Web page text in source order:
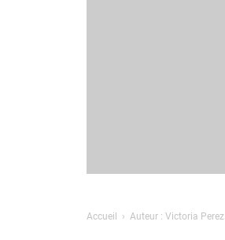
Accueil Auteur : Victoria Perez